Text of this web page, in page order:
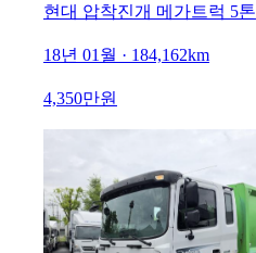
현대 압착진개 메가트럭 5톤
18년 01월 · 184,162km
4,350만원